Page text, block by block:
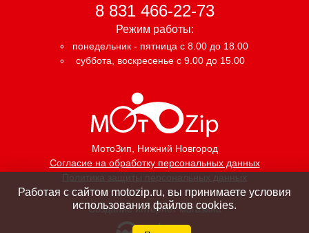
МотоЗип, Нижний Новгород
Согласие на обработку персональных данных
Политика защиты персональных данных
8 831 466-22-73
Режим работы:
понедельник - пятница с 8.00 до 18.00
суббота, воскресенье с 9.00 до 15.00
Создание интернет магазина
Работая с сайтом motozip.ru, вы принимаете условия
использования файлов cookies.